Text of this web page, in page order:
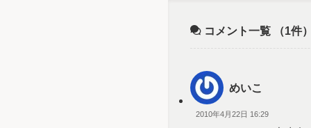
コメント一覧 （1件
めいこ
2010年4月22日 16:29